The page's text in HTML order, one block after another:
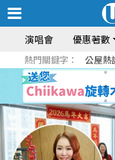
演唱會 優惠著數
熱門關鍵字： 公屋熱